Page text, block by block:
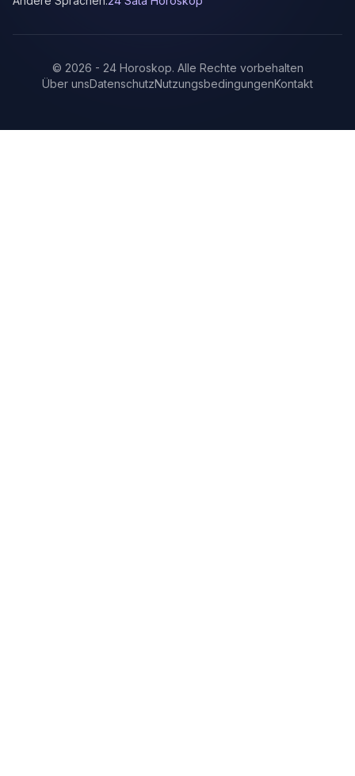
© 2026 - 24 Horoskop. Alle Rechte vorbehalten
Über unsDatenschutzNutzungsbedingungenKontakt